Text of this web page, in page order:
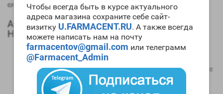
Чтобы всегда быть в курсе актуального
адреса магазина сохраните себе сайт-
визитку U.FARMACENT.RU. А также всегда
можете написать нам на почту
farmacentov@gmail.com или телеграмм
@Farmacent_Admin
следует.
Анаболический профиль Trenozon A 100mg
Horizon
Анаболическая активность – 400 процентов в
сравнении мужским гормоном;
Андрогенная активность – 200 процентов в сравнении с
мужским гормоном;
Способность конвертироваться в женские гормоны